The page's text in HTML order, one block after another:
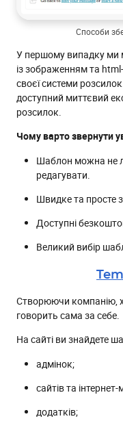
Способи
У першому випадку ми
із зображенням та
своєї системи
доступний миттєвий
розсилок.
Чому варто звернути
Шаблон можна не
редагувати.
Швидке та просте
Доступні
Великий вибір
Створюючи компанію,
говорить сама за себе.
На сайті ви знайдете
адмінок;
сайтів та
додатків;